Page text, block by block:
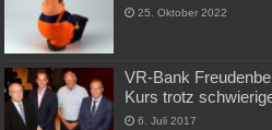
25. Oktober 2022
VR-Bank
Kurs trotz
6. Juli 2017